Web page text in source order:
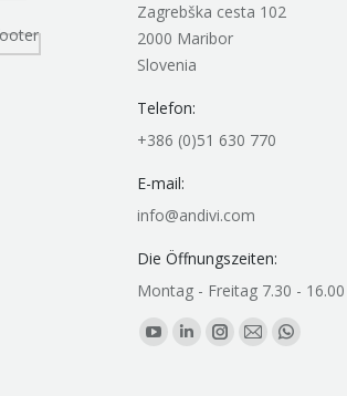
Zagrebška cesta 102
2000 Maribor
Slovenia
Telefon:
+386 (0)51 630 770
E-mail:
info@andivi.com
Die Öffnungszeiten:
Montag - Freitag 7.30 - 16.00
Finden Sie uns auf:
YouTube
LinkedinInstagram
E-
Whatsapp